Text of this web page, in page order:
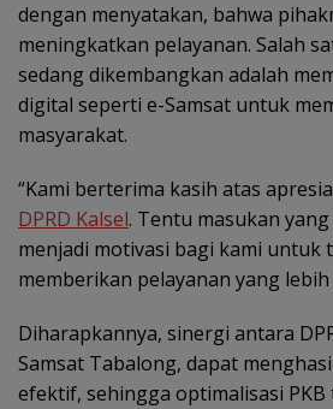
dengan menyatakan, bahwa
meningkatkan pelayanan. Salah
sedang dikembangkan adalah
digital seperti e-Samsat untuk
masyarakat.
“Kami berterima kasih atas
DPRD Kalsel. Tentu masukan
menjadi motivasi bagi kami untuk
memberikan pelayanan yang
Diharapkannya, sinergi antara
Samsat Tabalong, dapat
efektif, sehingga optimalisasi PKB